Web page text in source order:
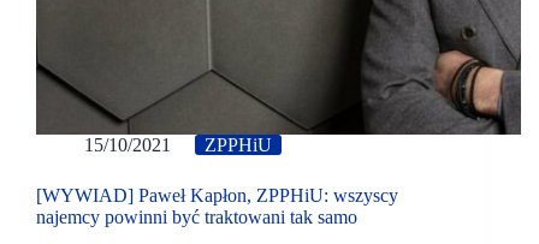
15/10/2021 ZPPHiU
[WYWIAD] Paweł Kapłon, ZPPHiU: wszyscy
najemcy powinni być traktowani tak samo